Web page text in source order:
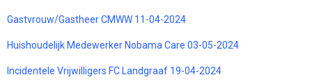
Gastvrouw/Gastheer CMWW 11-04-2024
Huishoudelijk Medewerker Nobama Care 03-05-2024
Incidentele Vrijwilligers FC Landgraaf 19-04-2024